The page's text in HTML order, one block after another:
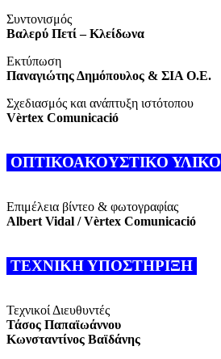
Συντονισμός
Βαλερύ Πετί – Κλείδωνα
Εκτύπωση
Παναγιώτης Δημόπουλος & ΣΙΑ Ο.Ε.
Σχεδιασμός και ανάπτυξη ιστότοπου
Vèrtex Comunicació
ΟΠΤΙΚΟΑΚΟΥΣΤΙΚΟ ΥΛΙΚΟ
Επιμέλεια βίντεο & φωτογραφίας
Albert Vidal / Vèrtex Comunicació
ΤΕΧΝΙΚΗ ΥΠΟΣΤΗΡΙΞΗ
Τεχνικοί Διευθυντές
Τάσος Παπαϊωάννου
Κωνσταντίνος Βαϊδάνης